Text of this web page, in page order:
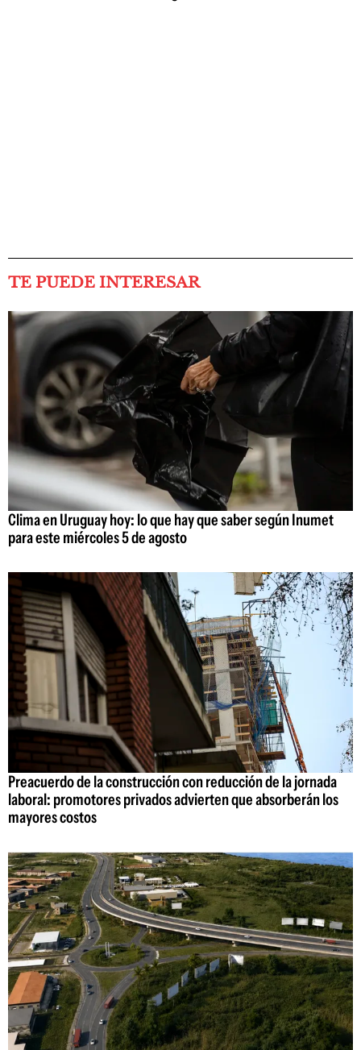
TE PUEDE INTERESAR
Clima en Uruguay hoy: lo que hay que saber según Inumet
para este miércoles 5 de agosto
Preacuerdo de la construcción con reducción de la jornada
laboral: promotores privados advierten que absorberán los
mayores costos